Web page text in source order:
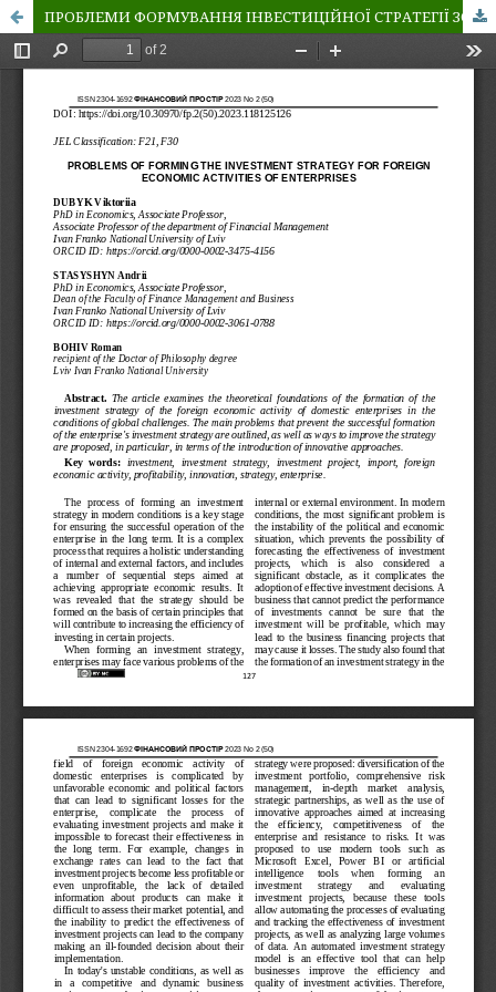
ПРОБЛЕМИ ФОРМУВАННЯ ІНВЕСТИЦІЙНОЇ СТРАТЕГІЇ ЗОВНІШНЬОЕКОНОМІЧНОЇ ДІЯЛЬНОСТІ ПІДПРИЄМСТВ